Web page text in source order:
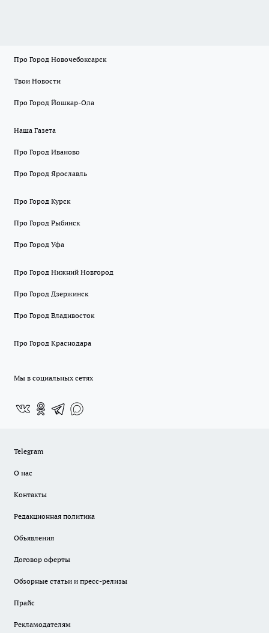
Про Город Новочебоксарск
Твои Новости
Про Город Йошкар-Ола
Наша Газета
Про Город Иваново
Про Город Ярославль
Про Город Курск
Про Город Рыбинск
Про Город Уфа
Про Город Нижний Новгород
Про Город Дзержинск
Про Город Владивосток
Про Город Краснодара
Мы в социальных сетях
Telegram
О нас
Контакты
Редакционная политика
Объявления
Договор оферты
Обзорные статьи и пресс-релизы
Прайс
Рекламодателям